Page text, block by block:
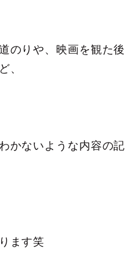
のりや、映画を観た後
、
かないような内容の記
ます笑